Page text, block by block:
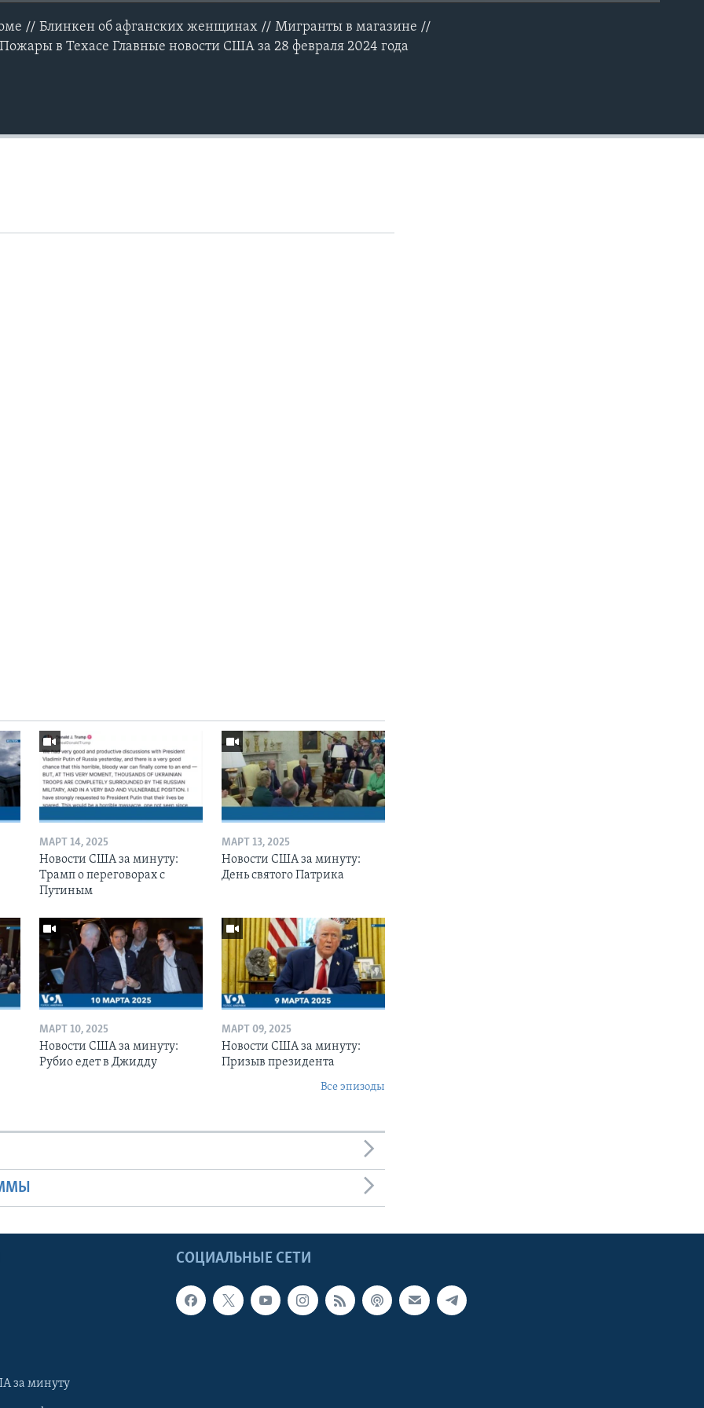
// Блинкен об афганских женщинах // Мигранты в магазине //
в Техасе Главные новости США за 28 февраля 2024 года
МАРТ 14, 2025
Новости США за минуту:
Трамп о переговорах с
Путиным
МАРТ 13, 2025
Новости США за минуту:
День святого Патрика
МАРТ 10, 2025
Новости США за минуту:
Рубио едет в Джидду
МАРТ 09, 2025
Новости США за минуту:
Призыв президента
Все эпизоды
СОЦИАЛЬНЫЕ СЕТИ
за минуту